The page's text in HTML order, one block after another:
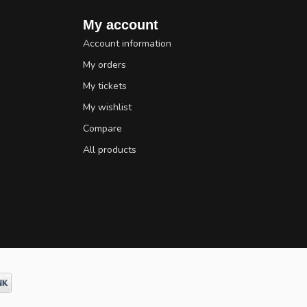
My account
Account information
My orders
My tickets
My wishlist
Compare
All products